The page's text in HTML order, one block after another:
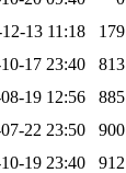
13 11:18
179
17 23:40
813
19 12:56
885
22 23:50
900
19 23:40
912